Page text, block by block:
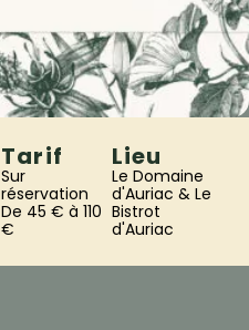
Tarif
Sur
réservation
De 45 € à 110
€
Lieu
Le Domaine
d'Auriac & Le
Bistrot
d'Auriac